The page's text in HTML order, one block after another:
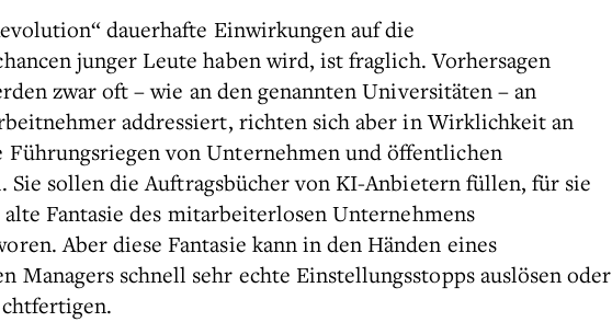
dauerhafte Einwirkungen auf die
junger Leute haben wird, ist fraglich. Vorhersagen
zwar oft – wie an den genannten Universitäten – an
addressiert, richten sich aber in Wirklichkeit an
Führungsriegen von Unternehmen und öffentlichen
sollen die Auftragsbücher von KI-Anbietern füllen, für sie
Fantasie des mitarbeiterlosen Unternehmens
Aber diese Fantasie kann in den Händen eines
Managers schnell sehr echte Einstellungsstopps auslösen oder